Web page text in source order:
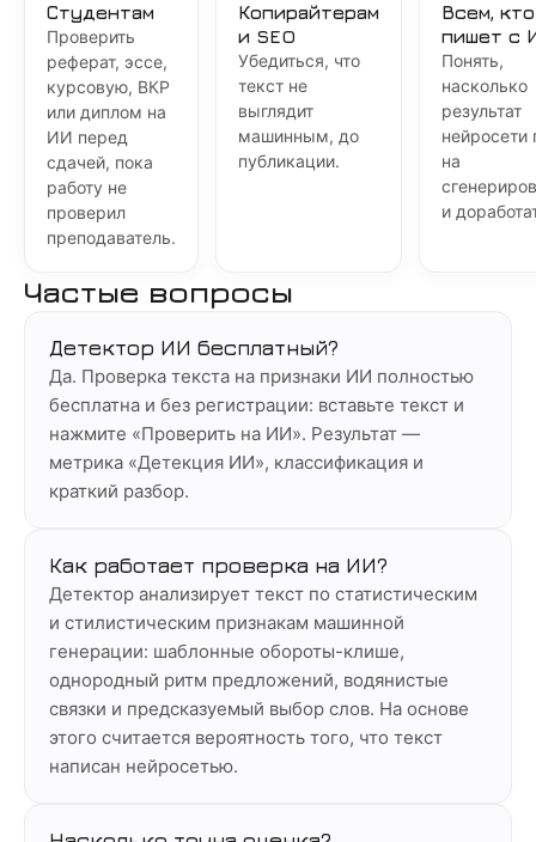
Студентам
Проверить
реферат, эссе,
курсовую, ВКР
или диплом на
ИИ перед
сдачей, пока
работу не
проверил
преподаватель.
Копирайтерам
и SEO
Убедиться, что
текст не
выглядит
машинным, до
публикации.
Всем, кто
пишет с
Понять,
насколько
результат
нейросети
на
и
Частые вопросы
Детектор ИИ бесплатный?
Да. Проверка текста на признаки ИИ полностью
бесплатна и без регистрации: вставьте текст и
нажмите «Проверить на ИИ». Результат —
метрика «Детекция ИИ», классификация и
краткий разбор.
Как работает проверка на ИИ?
Детектор анализирует текст по статистическим
и стилистическим признакам машинной
генерации: шаблонные обороты-клише,
однородный ритм предложений, водянистые
связки и предсказуемый выбор слов. На основе
этого считается вероятность того, что текст
написан нейросетью.